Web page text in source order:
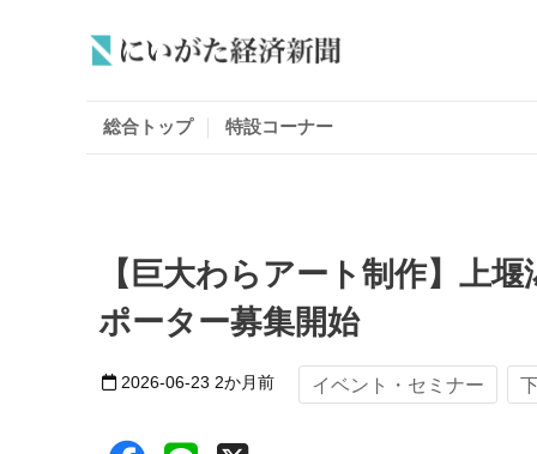
総合トップ 特設コーナー
【巨大わらアート制作】上
ポーター募集開始
2026-06-23 2か月前 イベント・セミナー